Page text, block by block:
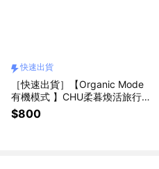
快速出貨
［快速出貨］【Organic Mode
有機模式 】CHU柔暮煥活旅行包
洗護組(100mlx2)『LINE禮物獨
家組合』
$800